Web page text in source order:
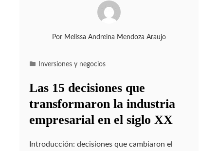
Por Melissa Andreina Mendoza Araujo
Inversiones y negocios
Las 15 decisiones que
transformaron la industria
empresarial en el siglo XX
Introducción: decisiones que cambiaron el